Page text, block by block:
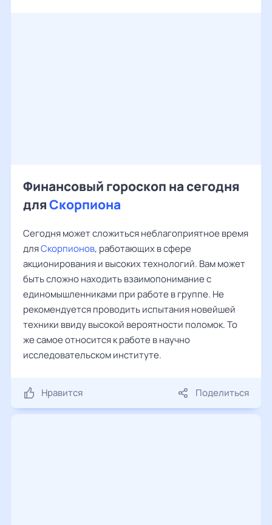
Финансовый гороскоп на сегодня
дляСкорпиона
Сегодня может сложиться неблагоприятное время
дляСкорпионов, работающих в сфере
акционирования и высоких технологий. Вам может
быть сложно находить взаимопонимание с
единомышленниками при работе в группе. Не
рекомендуется проводить испытания новейшей
техники ввиду высокой вероятности поломок. То
же самое относится к работе в научно
исследовательском институте.
Нравится Поделиться